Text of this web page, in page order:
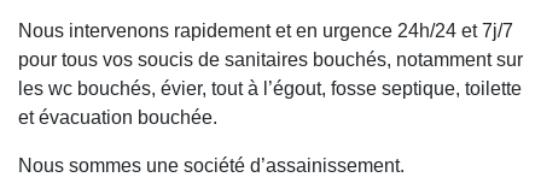
Nous intervenons rapidement et en urgence 24h/24 et 7j/7
pour tous vos soucis de sanitaires bouchés, notamment sur
les wc bouchés, évier, tout à l’égout, fosse septique, toilette
et évacuation bouchée.
Nous sommes une société d’assainissement.